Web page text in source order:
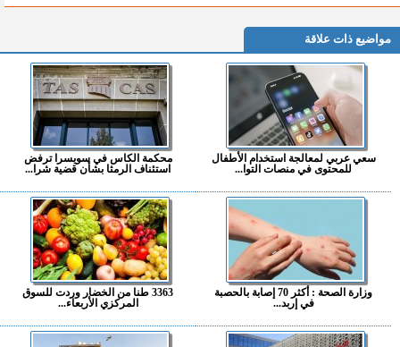
مواضيع ذات علاقة
سعي عربي لمعالجة استخدام الأطفال
للمحتوى في منصات التوا...
محكمة الكاس في سويسرا ترفض
استئناف الرمثا بشأن قضية شرا...
وزارة الصحة : أكثر 70 إصابة بالحصبة
في إربد...
3363 طنا من الخضار وردت للسوق
المركزي الأربعاء...